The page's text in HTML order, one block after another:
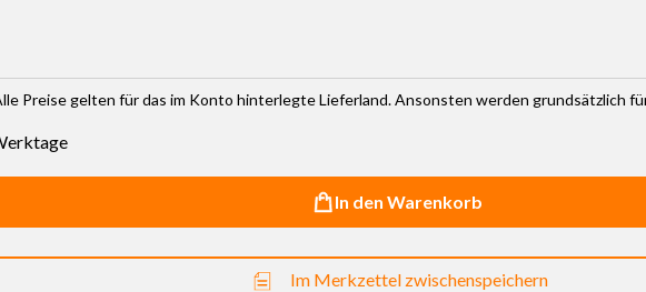
Preise gelten für das im Konto hinterlegte Lieferland. Ansonsten werden grundsätzlich
In den Warenkorb
Im Merkzettel zwischenspeichern